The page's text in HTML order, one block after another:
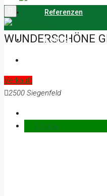
Referenzen
Kontakt
Haus
WUNDERSCHÖNE
WUNDERSCHÖNE
Verkauft
2500 Siegenfeld
Karte